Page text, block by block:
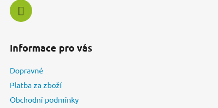
Informace pro vás
Dopravné
Platba za zboží
Obchodní podmínky